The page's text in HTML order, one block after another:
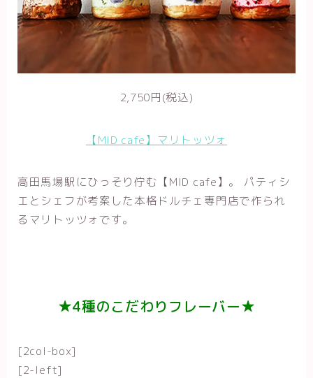
2,750円(税込)
【MID cafe】マリトッツォ
高田馬場駅にひっそり佇む【MID cafe】。 パティシ
エとシェフが考案した本格ドルチェ専門店で作られ
るマリトッツォです。
★4種のこだわりフレーバー★
[2col-box]
[2-left]